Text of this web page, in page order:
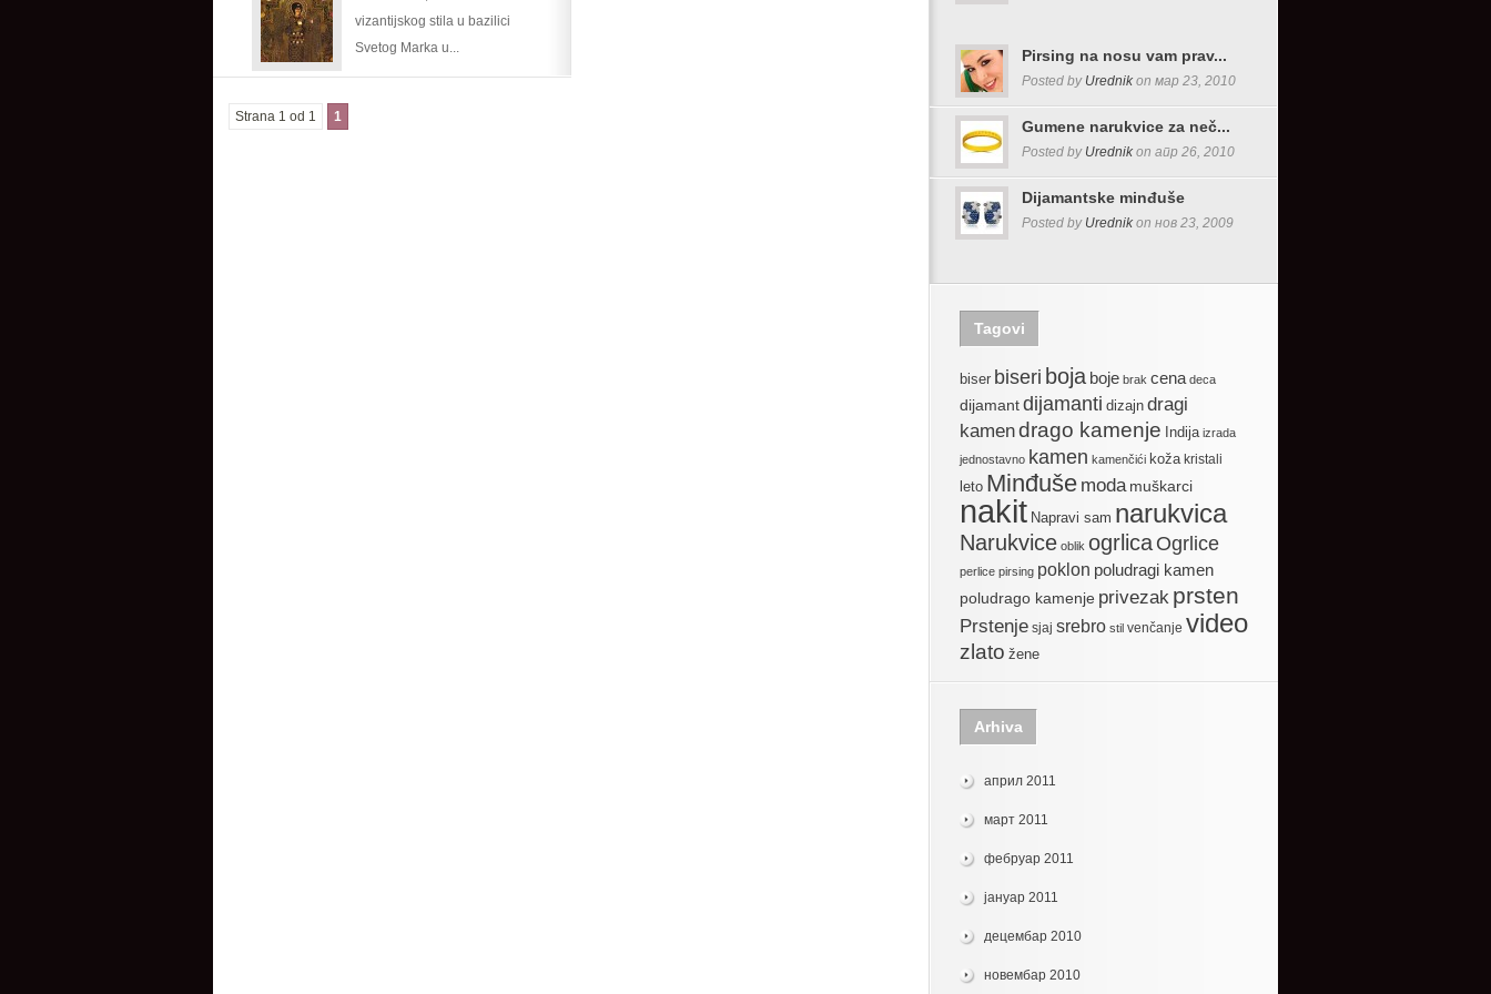
vizantijskog stila u bazilici
Svetog Marka u...
Strana 1 od 1 1
Pirsing na nosu vam prav...
Posted by Urednik on мар 23, 2010
Gumene narukvice za neč...
Posted by Urednik on апр 26, 2010
Dijamantske minđuše
Posted by Urednik on нов 23, 2009
Tagovi
biser biseri boja boje brak cena deca
dijamantdijamanti dizajn dragi
kamendrago kamenje Indija izrada
jednostavno kamen kamenčići koža kristali
leto Minđuše moda muškarci
nakit Napravi sam narukvica
Narukvice oblik ogrlicaOgrlice
perlice pirsing poklon poludragi kamen
poludrago kamenje privezak prsten
Prstenje sjaj srebro stil venčanje video
zlato žene
Arhiva
април 2011
март 2011
фебруар 2011
јануар 2011
децембар 2010
новембар 2010